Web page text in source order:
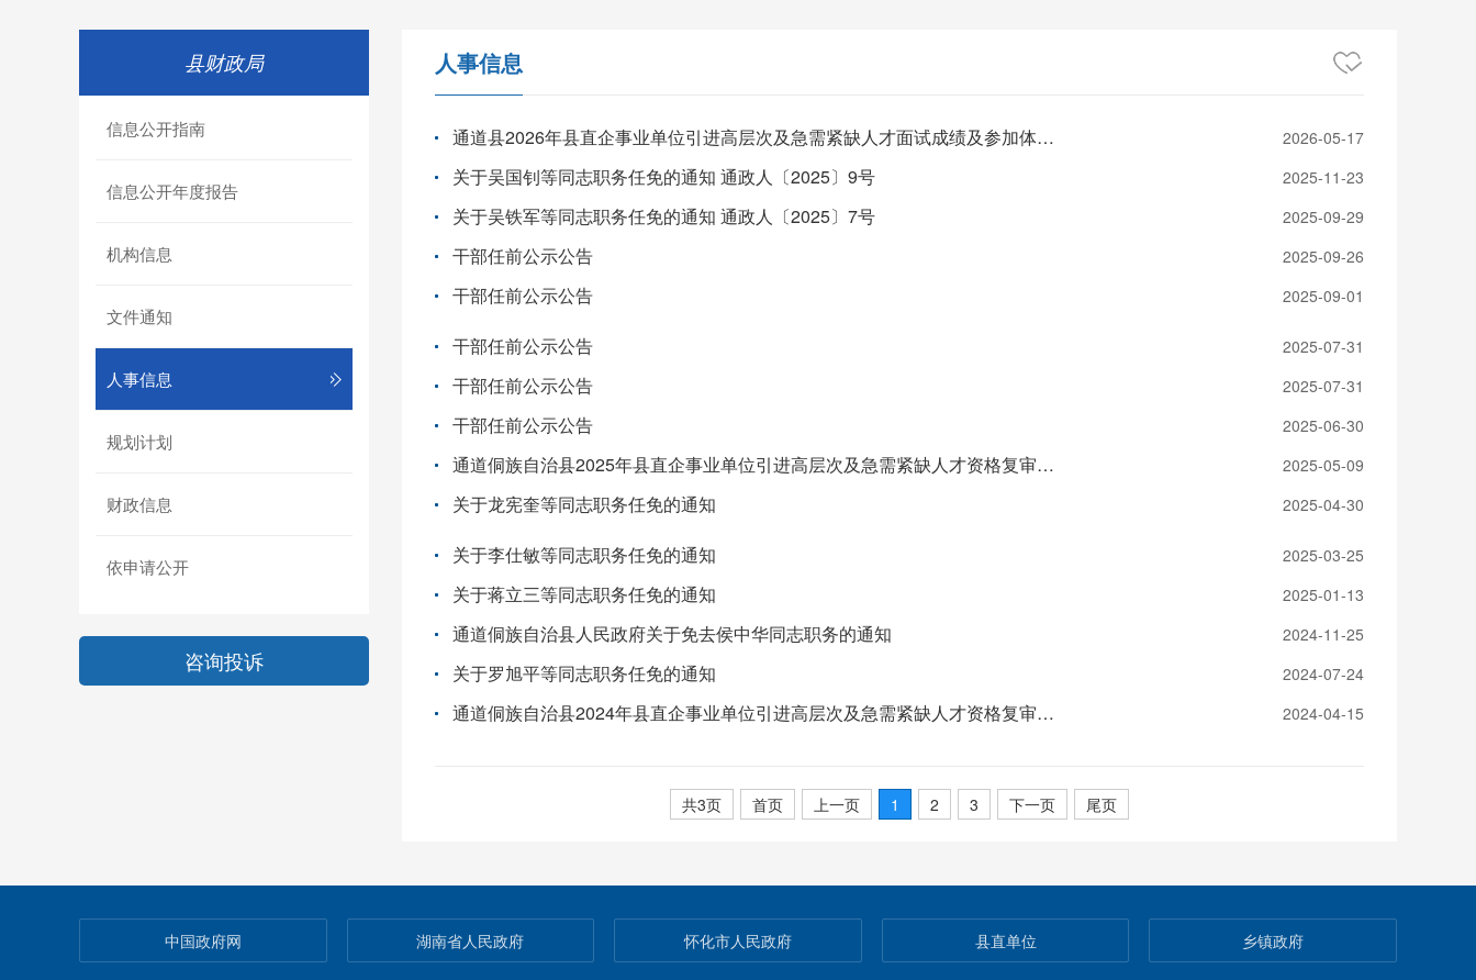
县财政局
信息公开指南
信息公开年度报告
机构信息
文件通知
人事信息
规划计划
财政信息
依申请公开
咨询投诉
人事信息
通道县2026年县直企事业单位引进高层次及急需紧缺人才面试成绩及参加体检人员公告 2026-05-17
关于吴国钊等同志职务任免的通知 通政人〔2025〕9号 2025-11-23
关于吴铁军等同志职务任免的通知 通政人〔2025〕7号 2025-09-29
干部任前公示公告 2025-09-26
干部任前公示公告 2025-09-01
干部任前公示公告 2025-07-31
干部任前公示公告 2025-07-31
干部任前公示公告 2025-06-30
通道侗族自治县2025年县直企事业单位引进高层次及急需紧缺人才资格复审、面试及体检公告 2025-05-09
关于龙宪奎等同志职务任免的通知 2025-04-30
关于李仕敏等同志职务任免的通知 2025-03-25
关于蒋立三等同志职务任免的通知 2025-01-13
通道侗族自治县人民政府关于免去侯中华同志职务的通知 2024-11-25
关于罗旭平等同志职务任免的通知 2024-07-24
通道侗族自治县2024年县直企事业单位引进高层次及急需紧缺人才资格复审、面试及体检公告 2024-04-15
共3页 首页 上一页 1 2 3 下一页 尾页
中国政府网 湖南省人民政府 怀化市人民政府 县直单位 乡镇政府